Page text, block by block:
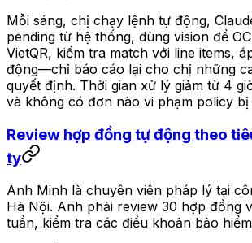
Mỗi sáng, chị chạy lệnh tự động,
pending từ hệ thống, dùng vision để
VietQR, kiểm tra match với line items,
động—chỉ báo cáo lại cho chị những
quyết định. Thời gian xử lý giảm từ 4
và không có đơn nào vi phạm policy bị
Review hợp đồng tự động theo
ty
Anh Minh là chuyên viên pháp lý tại
Hà Nội. Anh phải review 30 hợp đồng
tuần, kiểm tra các điều khoản bảo